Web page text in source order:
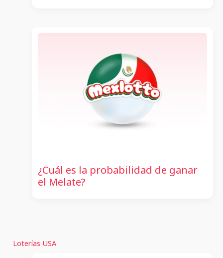
¿Cuál es la probabilidad de ganar
el Melate?
Loterías USA